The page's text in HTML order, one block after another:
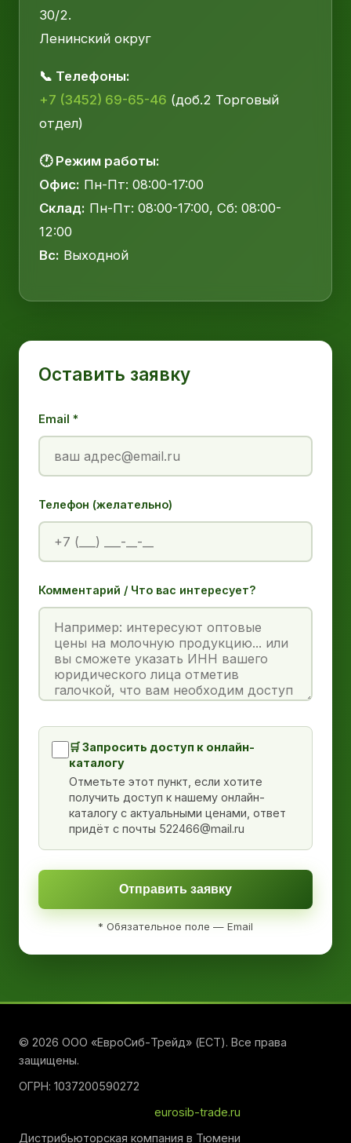
30/2.
Ленинский округ
📞 Телефоны:
+7 (3452) 69-65-46 (доб.2 Торговый
отдел)
🕐 Режим работы:
Офис: Пн-Пт: 08:00-17:00
Склад: Пн-Пт: 08:00-17:00, Сб: 08:00-
12:00
Вс: Выходной
Оставить заявку
Email *
Телефон (желательно)
Комментарий / Что вас интересует?
🛒 Запросить доступ к онлайн-
каталогу
Отметьте этот пункт, если хотите
получить доступ к нашему онлайн-
каталогу с актуальными ценами, ответ
придёт с почты 522466@mail.ru
Отправить заявку
* Обязательное поле — Email
© 2026 ООО «ЕвроСиб-Трейд» (ЕСТ). Все права
защищены.
ОГРН: 1037200590272
eurosib-trade.ru
Дистрибьюторская компания в Тюмени